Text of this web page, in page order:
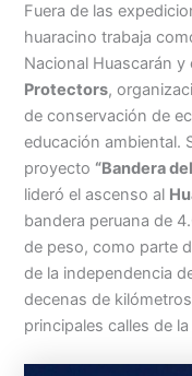
Fuera de las
huaracino trabaja
Nacional Huascarán
Protectors,
de conservación de
educación ambiental.
proyecto “Bandera
lideró el ascenso al
bandera peruana de
de peso, como parte
de la independencia
decenas de
principales calles de